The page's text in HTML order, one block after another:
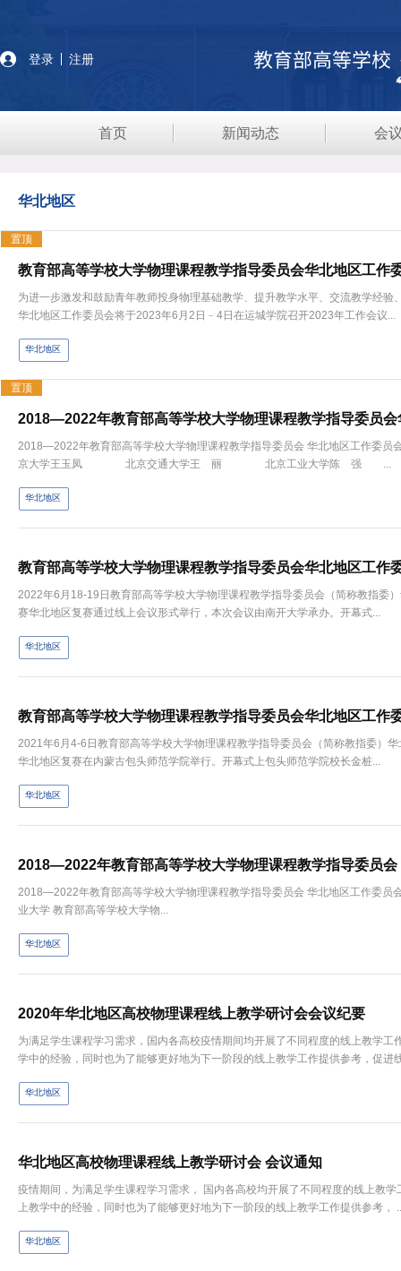
登录 注册
首页 新闻动态 会
华北地区
为进一步激发和鼓励青年教师投身物理基础教学、提升教学水平、交流教学经
华北地区工作委员会将于2023年6月2日﹣4日在运城学院召开2023年工作会议...
华北地区
置顶
2018—2022年教育部高等学校大学物理课程教学指导委员
2018—2022年教育部高等学校大学物理课程教学指导委员会 华北地
京大学王玉凤 北京交通大学王 丽 北京工业大学陈 强 ...
华北地区
置顶
2022年6月18-19日教育部高等学校大学物理课程教学指导委员会（简称教指委
赛华北地区复赛通过线上会议形式举行，本次会议由南开大学承办。开幕式...
华北地区
​2021年6月4-6日教育部高等学校大学物理课程教学指导委员会（简称教指委）
华北地区复赛在内蒙古包头师范学院举行。开幕式上包头师范学院校长金桩...
华北地区
2018—2022年教育部高等学校大学物理课程教学指导委员
2018—2022年教育部高等学校大学物理课程教学指导委员会 华北地区工作委员会 届中调整增补委员名单 委 员： 刘书华 河北农
业大学 教育部高等学校大学物...
华北地区
2020年华北地区高校物理课程线上教学研讨会会议纪要
为满足学生课程学习需求，国内各高校疫情期间均开展了不同程度的线上教学
学中的经验，同时也为了能够更好地为下一阶段的线上教学工作提供参考，促进
华北地区
华北地区高校物理课程线上教学研讨会 会议通知
疫情期间，为满足学生课程学习需求， 国内各高校均开展了不同程度的线上教
上教学中的经验，同时也为了能够更好地为下一阶段的线上教学工作提供参考，
华北地区